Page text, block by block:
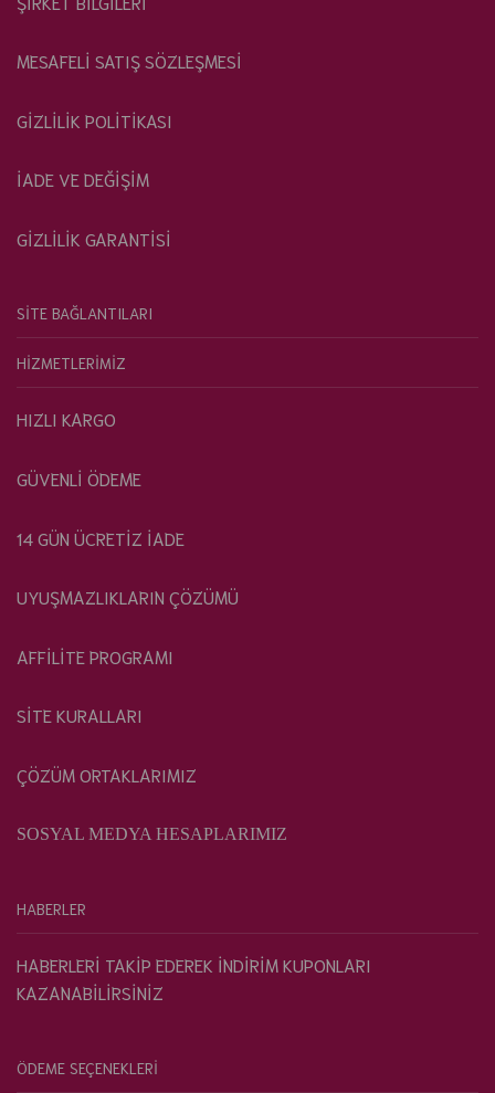
MESAFELİ SATIŞ SÖZLEŞMESİ
GİZLİLİK POLİTİKASI
İADE VE DEĞİŞİM
GİZLİLİK GARANTİSİ
SİTE BAĞLANTILARI
HİZMETLERİMİZ
HIZLI KARGO
GÜVENLİ ÖDEME
14 GÜN ÜCRETİZ İADE
UYUŞMAZLIKLARIN ÇÖZÜMÜ
AFFİLİTE PROGRAMI
SİTE KURALLARI
ÇÖZÜM ORTAKLARIMIZ
SOSYAL MEDYA HESAPLARIMIZ
HABERLER
HABERLERİ TAKİP EDEREK İNDİRİM KUPONLARI
KAZANABİLİRSİNİZ
ÖDEME SEÇENEKLERİ